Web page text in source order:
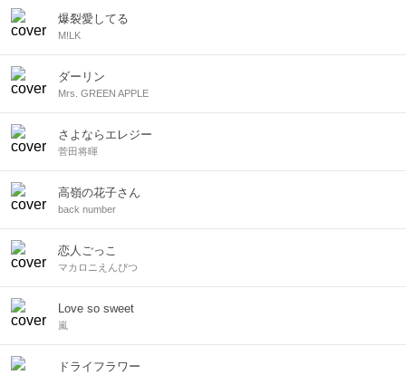
爆裂愛してる
M!LK
ダーリン
Mrs. GREEN APPLE
さよならエレジー
菅田将暉
高嶺の花子さん
back number
恋人ごっこ
マカロニえんぴつ
Love so sweet
嵐
ドライフラワー